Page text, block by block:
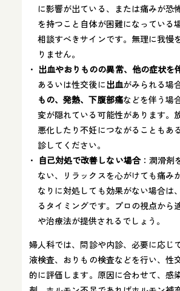
に影響が出ている、または痛みが恐
を持つこと自体が困難になっている
相談すべきサインです。無理に我慢
りません。
出血やおりものの異常、他の症状を
あるいは性交後に出血がみられる場
もの、発熱、下腹部痛などを伴う場
変が隠れている可能性があります。
悪化したり不妊につながることもあ
診してください。
自己対処で改善しない場合：潤滑剤
ない、リラックスを心がけても痛み
なりに対処しても効果がない場合は
るタイミングです。プロの視点から
や治療法が提供されるでしょう。
婦人科では、問診や内診、必要に応じ
液検査、おりもの検査などを行い、性
的に評価します。原因に合わせて、感